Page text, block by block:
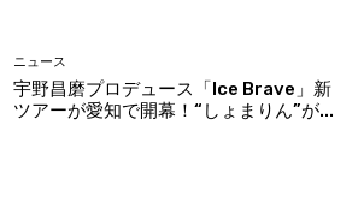
ニュース
宇野昌磨プロデュース「Ice Brave」新
ツアーが愛知で開幕！“しょまりん”が...